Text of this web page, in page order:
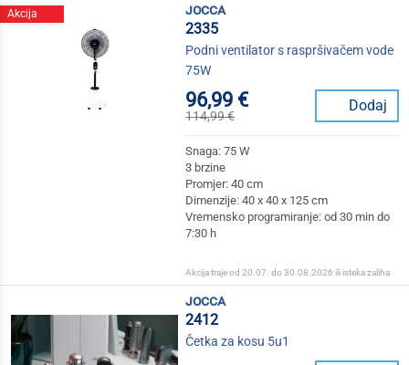
Akcija
jocca
2335
Podni ventilator s raspršivačem vode
75W
96,99 €
114,99 €
Dodaj
Snaga: 75 W
3 brzine
Promjer: 40 cm
Dimenzije: 40 x 40 x 125 cm
Vremensko programiranje: od 30 min do
7:30 h
Akcija traje od 20.07. do 30.08.2026 ili isteka zaliha
jocca
2412
Četka za kosu 5u1